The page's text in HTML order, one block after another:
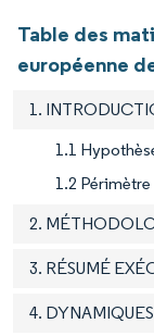
Table des
européenne
1.
1.1
1.2
2.
3. RÉSUMÉ
4.